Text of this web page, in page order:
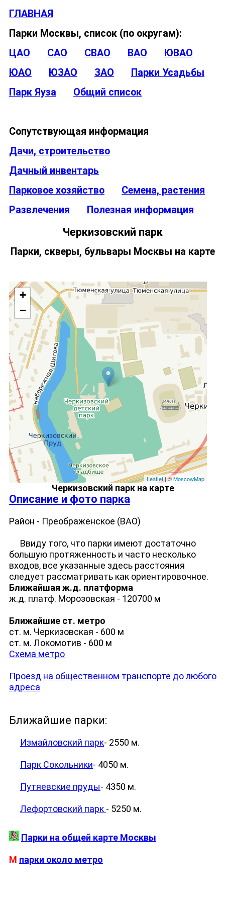
ГЛАВНАЯ
Парки Москвы, список (по округам):
ЦАО
САО СВАО ВАО
ЮВАО
ЮАО
ЮЗАО ЗАО
Парки Усадьбы
Парк Яуза
Общий список
Сопутствующая информация
Дачи, строительство
Дачный инвентарь
Парковое хозяйство
Семена, растения
Развлечения
Полезная информация
Черкизовский парк
Парки, скверы, бульвары Москвы на карте
+
−
Leaflet| ©MoscowMap
Черкизовский парк на карте
Описание и фото парка
Район - Преображенское (ВАО)
Ввиду того, что парки имеют достаточно
большую протяженность и часто несколько
входов, все указанные здесь расстояния
следует рассматривать как ориентировочное.
Ближайшая ж.д. платформа
ж.д. платф. Морозовская - 120700 м
Ближайшие ст. метро
ст. м. Черкизовская - 600 м
ст. м. Локомотив - 600 м
Схема метро
Проезд на общественном транспорте до любого
адреса
Ближайшие парки:
Измайловский парк- 2550 м.
Парк Сокольники- 4050 м.
Путяевские пруды- 4350 м.
Лефортовский парк - 5250 м.
Парки на общей карте Москвы
М парки около метро